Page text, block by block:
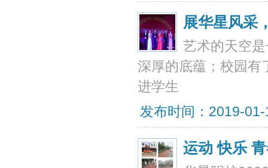
展华星风采
艺术的天空
深厚的底蕴；校园有
进学生
发布时间：2019-
运动 快乐